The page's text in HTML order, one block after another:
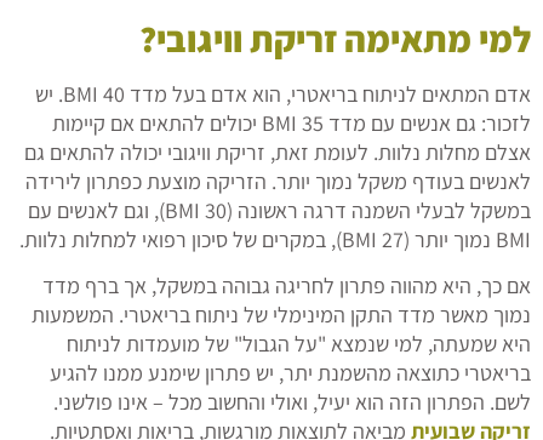
למי מתאימה זריקת וויגובי?
אדם המתאים לניתוח בריאטרי, הוא אדם בעל מדד BMI 40. יש
לזכור: גם אנשים עם מדד BMI 35 יכולים להתאים אם קיימות
אצלם מחלות נלוות. לעומת זאת, זריקת וויגובי יכולה להתאים גם
לאנשים בעודף משקל נמוך יותר. הזריקה מוצעת כפתרון לירידה
במשקל לבעלי השמנה דרגה ראשונה (BMI 30), וגם לאנשים עם
BMI נמוך יותר (BMI 27), במקרים של סיכון רפואי למחלות נלוות.
אם כך, היא מהווה פתרון לחריגה גבוהה במשקל, אך ברף מדד
נמוך מאשר מדד התקן המינימלי של ניתוח בריאטרי. המשמעות
היא שמעתה, למי שנמצא "על הגבול" של מועמדות לניתוח
בריאטרי כתוצאה מהשמנת יתר, יש פתרון שימנע ממנו להגיע
לשם. הפתרון הזה הוא יעיל, ואולי והחשוב מכל – אינו פולשני.
זריקה שבועית מביאה לתוצאות מורגשות, בריאות ואסתטיות.